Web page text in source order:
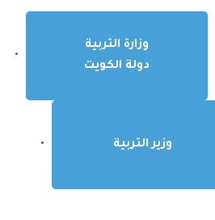
وزارة التربية
دولة الكويت
وزير التربية